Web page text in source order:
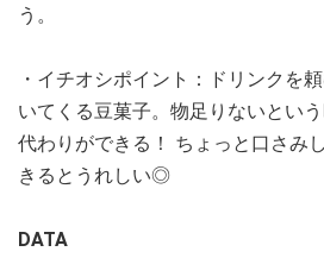
う。
・イチオシポイント：ドリンクを
いてくる豆菓子。物足りないとい
代わりができる！ ちょっと口さみ
きるとうれしい◎
DATA